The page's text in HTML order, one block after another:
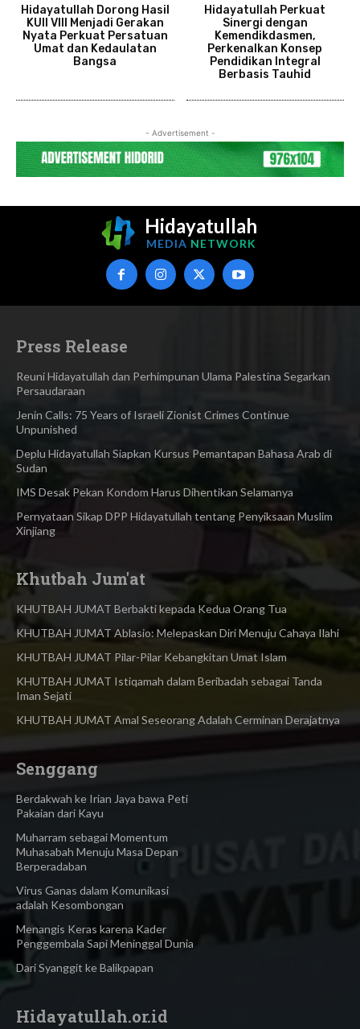
Hidayatullah Dorong Hasil
KUII VIII Menjadi Gerakan
Nyata Perkuat Persatuan
Umat dan Kedaulatan
Bangsa
Hidayatullah Perkuat
Sinergi dengan
Kemendikdasmen,
Perkenalkan Konsep
Pendidikan Integral
Berbasis Tauhid
- Advertisement -
Hidayatullah
MEDIA NETWORK
Press Release
Reuni Hidayatullah dan Perhimpunan Ulama Palestina Segarkan
Persaudaraan
Jenin Calls: 75 Years of Israeli Zionist Crimes Continue
Unpunished
Deplu Hidayatullah Siapkan Kursus Pemantapan Bahasa Arab di
Sudan
IMS Desak Pekan Kondom Harus Dihentikan Selamanya
Pernyataan Sikap DPP Hidayatullah tentang Penyiksaan Muslim
Xinjiang
Khutbah Jum'at
KHUTBAH JUMAT Berbakti kepada Kedua Orang Tua
KHUTBAH JUMAT Ablasio: Melepaskan Diri Menuju Cahaya Ilahi
KHUTBAH JUMAT Pilar-Pilar Kebangkitan Umat Islam
KHUTBAH JUMAT Istiqamah dalam Beribadah sebagai Tanda
Iman Sejati
KHUTBAH JUMAT Amal Seseorang Adalah Cerminan Derajatnya
Senggang
Berdakwah ke Irian Jaya bawa Peti
Pakaian dari Kayu
Muharram sebagai Momentum
Muhasabah Menuju Masa Depan
Berperadaban
Virus Ganas dalam Komunikasi
adalah Kesombongan
Menangis Keras karena Kader
Penggembala Sapi Meninggal Dunia
Dari Syanggit ke Balikpapan
Hidayatullah.or.id